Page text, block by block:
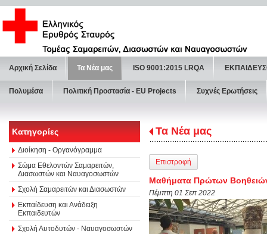
Αρχική Σελίδα Τα Νέα μας ISO 9001:2015 LRQA
Πολυμέσα Πολιτική Προστασία - ΕU Projects Συχνές Ερωτήσεις
Κατηγορίες
Διοίκηση - Οργανόγραμμα
Σώμα Εθελοντών Σαμαρειτών,
Διασωστών και Ναυαγοσωστών
Σχολή Σαμαρειτών και Διασωστών
Εκπαίδευση και Ανάδειξη
Εκπαιδευτών
Σχολή Αυτοδυτών - Ναυαγοσωστών
Τα Νέα μας
Επιστροφή
Μαθήματα Πρώτων
Πέμπτη 01 Σεπ 2022